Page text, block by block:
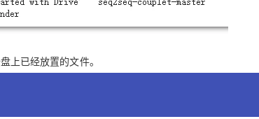
上已经放置的文件。